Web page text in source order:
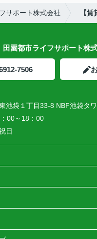
サポート株式会社 【
田園都市ライフサポート株
7506
池袋１丁目33-8 NBF池袋タ
00～18：00
日